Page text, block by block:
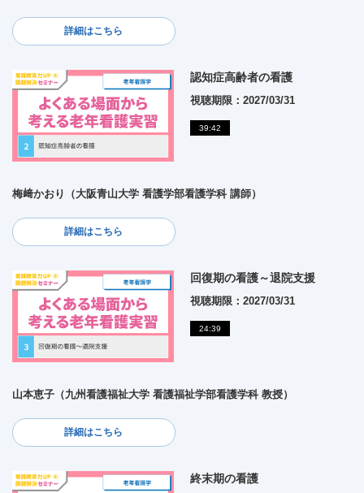
詳細はこちら
認知症高齢者の看護
視聴期限：2027/03/31
39:42
梅﨑かおり（大阪青山大学 看護学部看護学科 講師）
詳細はこちら
回復期の看護～退院支援
視聴期限：2027/03/31
24:39
山本恵子（九州看護福祉大学 看護福祉学部看護学科 教授）
詳細はこちら
終末期の看護